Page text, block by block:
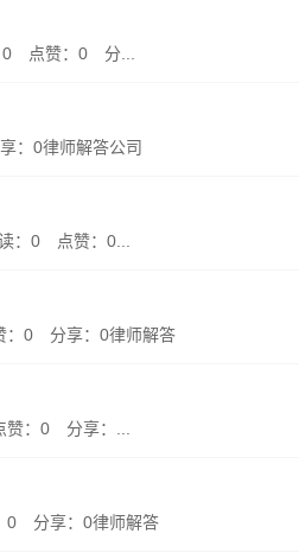
0 点赞：0 分...
：0律师解答公司
读：0 点赞：0...
：0 分享：0律师解答
赞：0 分享：...
0 分享：0律师解答